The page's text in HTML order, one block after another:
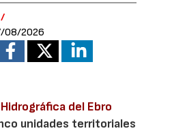
08/2026
del Ebro
unidades territoriales